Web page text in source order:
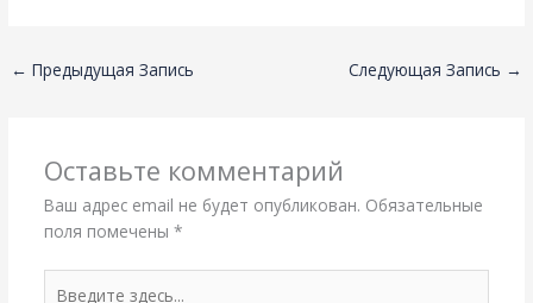
← Предыдущая Запись Следующая Запись →
Оставьте комментарий
Ваш адрес email не будет опубликован. Обязательные
поля помечены *